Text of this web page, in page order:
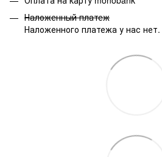
Наложенный платеж
Наложенного платежа у нас нет.